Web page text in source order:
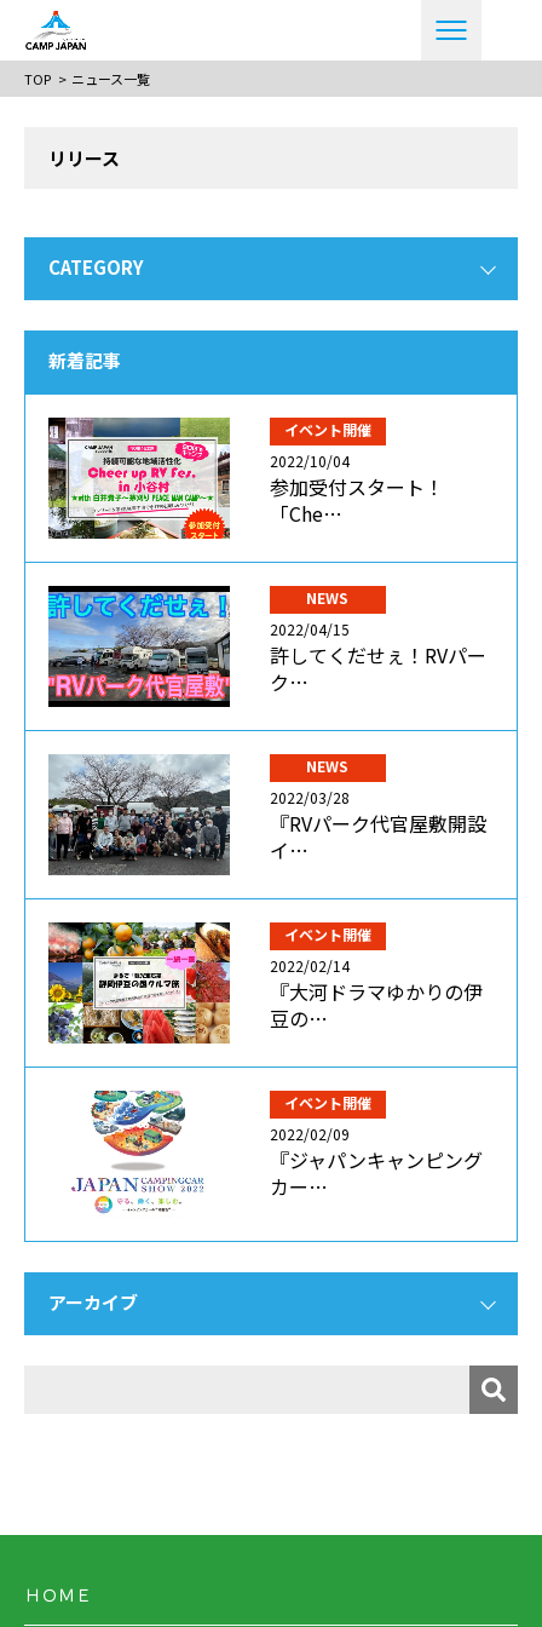
TOP ニュース一覧
リリース
CATEGORY
新着記事
イベント開催
2022/10/04
参加受付スタート！
「Che…
NEWS
2022/04/15
許してくだせぇ！RVパー
ク…
NEWS
2022/03/28
『RVパーク代官屋敷開設
イ…
イベント開催
2022/02/14
『大河ドラマゆかりの伊
豆の…
イベント開催
2022/02/09
『ジャパンキャンピング
カー…
アーカイブ
ＨＯＭＥ